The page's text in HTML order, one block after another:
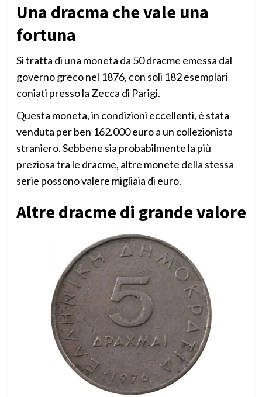
Una dracma che vale una
fortuna
Si tratta di una moneta da 50 dracme emessa dal
governo greco nel 1876, con soli 182 esemplari
coniati presso la Zecca di Parigi.
Questa moneta, in condizioni eccellenti, è stata
venduta per ben 162.000 euro a un collezionista
straniero. Sebbene sia probabilmente la più
preziosa tra le dracme, altre monete della stessa
serie possono valere migliaia di euro.
Altre dracme di grande valore